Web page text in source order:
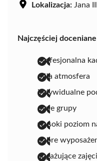
Lokalizacja: Jana
Najczęściej
profesjonalna
miła atmosfera
indywidualne
małe grupy
wysoki poziom
dobre
angażujące